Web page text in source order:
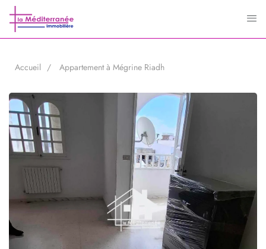
Accueil Appartement à Mégrine Riadh